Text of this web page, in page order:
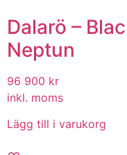
Dalarö –
Neptun
96 900 kr
inkl. moms
Lägg till i varukorg